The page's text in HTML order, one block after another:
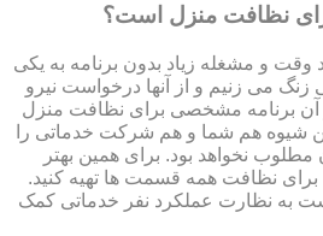
نظافت منزل است؟
وقت و مشغله زیاد بدون برنامه به یکی
می زنیم و از آنها درخواست نیرو
آن برنامه مشخصی برای نظافت منزل
شیوه هم شما و هم شرکت خدماتی را
مطلوب نخواهد بود. برای همین بهتر
نظافت همه قسمت ها تهیه کنید.
به نظارت عملکرد نفر خدماتی کمک